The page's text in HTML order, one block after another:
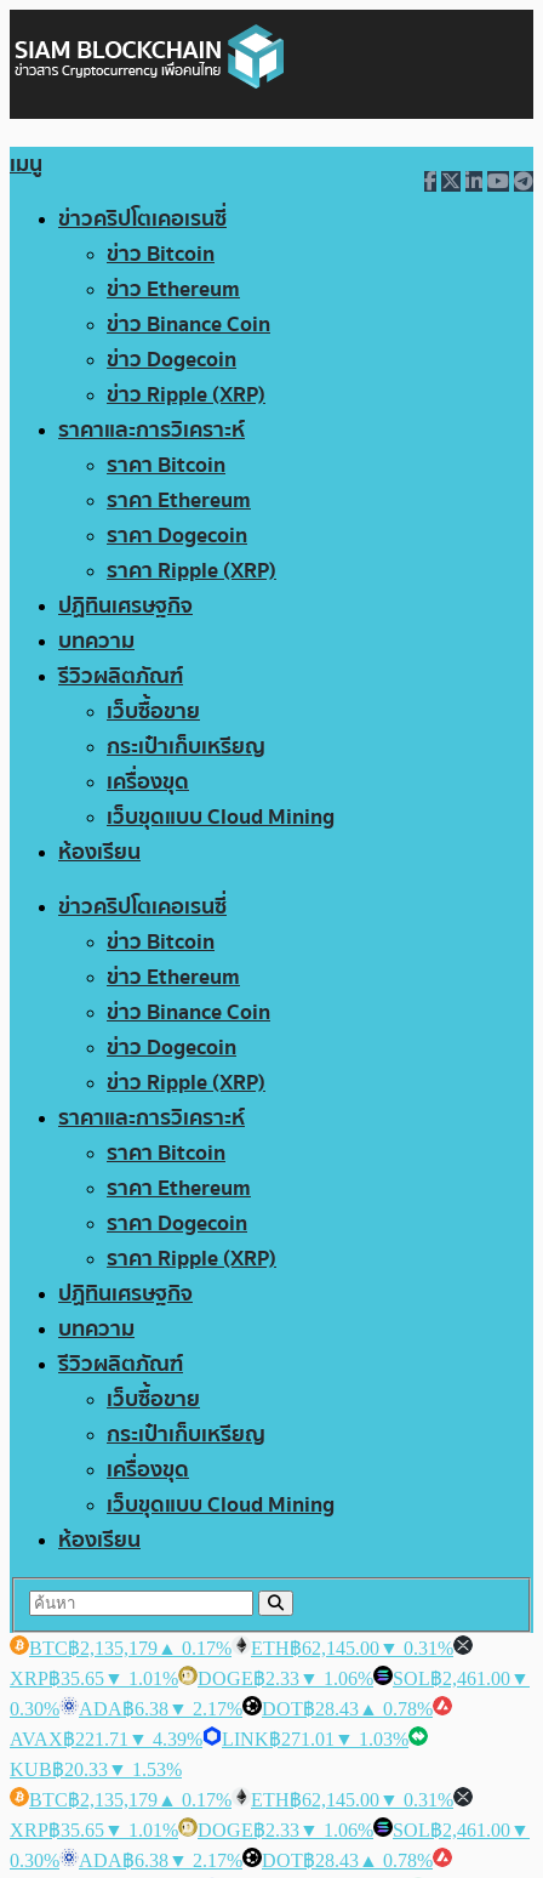
เมนู
ข่าวคริปโตเคอเรนซี่
ข่าว Bitcoin
ข่าว Ethereum
ข่าว Binance Coin
ข่าว Dogecoin
ข่าว Ripple (XRP)
ราคาและการวิเคราะห์
ราคา Bitcoin
ราคา Ethereum
ราคา Dogecoin
ราคา Ripple (XRP)
ปฏิทินเศรษฐกิจ
บทความ
รีวิวผลิตภัณฑ์
เว็บซื้อขาย
กระเป๋าเก็บเหรียญ
เครื่องขุด
เว็บขุดแบบ Cloud Mining
ห้องเรียน
ข่าวคริปโตเคอเรนซี่
ข่าว Bitcoin
ข่าว Ethereum
ข่าว Binance Coin
ข่าว Dogecoin
ข่าว Ripple (XRP)
ราคาและการวิเคราะห์
ราคา Bitcoin
ราคา Ethereum
ราคา Dogecoin
ราคา Ripple (XRP)
ปฏิทินเศรษฐกิจ
บทความ
รีวิวผลิตภัณฑ์
เว็บซื้อขาย
กระเป๋าเก็บเหรียญ
เครื่องขุด
เว็บขุดแบบ Cloud Mining
ห้องเรียน
BTC฿2,135,179 ▲ 0.17% ETH฿62,145.00▼ 0.31%
XRP฿35.65▼ 1.01% DOGE฿2.33▼ 1.06% SOL฿2,461.00▼
0.30%
ADA฿6.38▼ 2.17% DOT฿28.43 ▲ 0.78%
AVAX฿221.71 ▼ 4.39% LINK฿271.01 ▼ 1.03%
KUB฿20.33▼ 1.53%
BTC฿2,135,179 ▲ 0.17% ETH฿62,145.00▼ 0.31%
XRP฿35.65▼ 1.01% DOGE฿2.33▼ 1.06% SOL฿2,461.00▼
0.30%
ADA฿6.38▼ 2.17% DOT฿28.43 ▲ 0.78%